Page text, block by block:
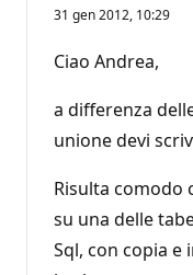
31 gen 2012, 10:29
Ciao Andrea,
a differenza
unione devi
Risulta comodo
su una delle
Sql, con copia e